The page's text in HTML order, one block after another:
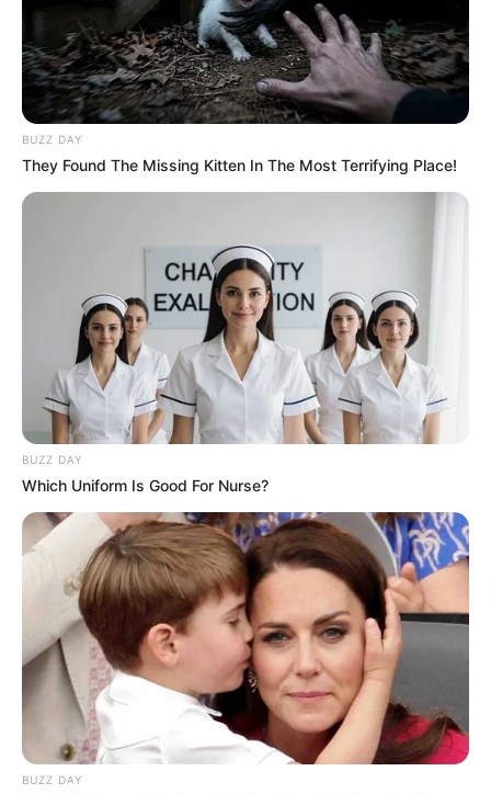
BUZZ DAY
They Found The Missing Kitten In The Most Terrifying Place!
BUZZ DAY
Which Uniform Is Good For Nurse?
BUZZ DAY